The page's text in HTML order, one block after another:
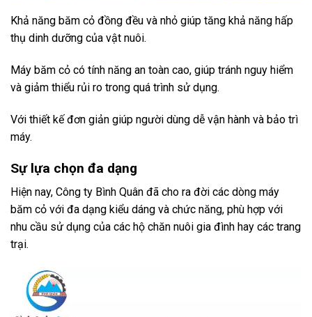
Khả năng băm cỏ đồng đều và nhỏ giúp tăng khả năng hấp
thụ dinh dưỡng của vật nuôi.
Máy băm cỏ có tính năng an toàn cao, giúp tránh nguy hiểm
và giảm thiểu rủi ro trong quá trình sử dụng.
Với thiết kế đơn giản giúp người dùng dễ vận hành và bảo trì
máy.
Sự lựa chọn đa dạng
Hiện nay, Công ty Bình Quân đã cho ra đời các dòng máy
băm cỏ với đa dạng kiểu dáng và chức năng, phù hợp với
nhu cầu sử dụng của các hộ chăn nuôi gia đình hay các trang
trại.